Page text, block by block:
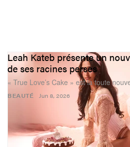
BEAUTÉ
Leah Kateb présente un
de ses racines perses
« True Love’s Cake » est la toute
Jun 8, 2026